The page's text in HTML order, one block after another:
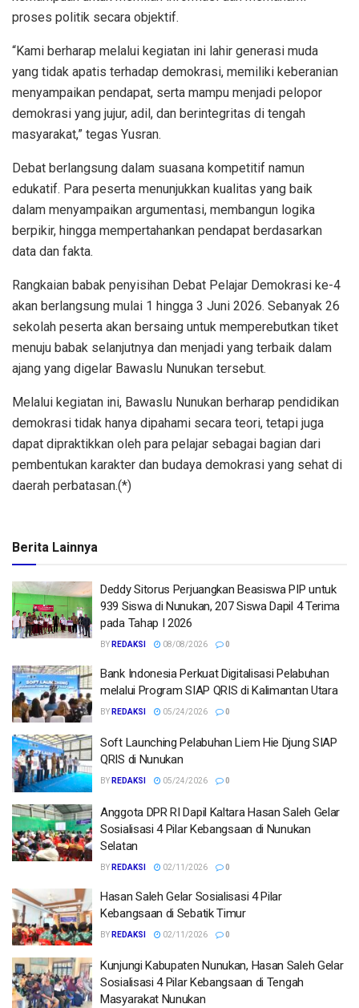
proses politik secara objektif.
“Kami berharap melalui kegiatan ini lahir generasi muda
yang tidak apatis terhadap demokrasi, memiliki keberanian
menyampaikan pendapat, serta mampu menjadi pelopor
demokrasi yang jujur, adil, dan berintegritas di tengah
masyarakat,” tegas Yusran.
Debat berlangsung dalam suasana kompetitif namun
edukatif. Para peserta menunjukkan kualitas yang baik
dalam menyampaikan argumentasi, membangun logika
berpikir, hingga mempertahankan pendapat berdasarkan
data dan fakta.
Rangkaian babak penyisihan Debat Pelajar Demokrasi ke-4
akan berlangsung mulai 1 hingga 3 Juni 2026. Sebanyak 26
sekolah peserta akan bersaing untuk memperebutkan tiket
menuju babak selanjutnya dan menjadi yang terbaik dalam
ajang yang digelar Bawaslu Nunukan tersebut.
Melalui kegiatan ini, Bawaslu Nunukan berharap pendidikan
demokrasi tidak hanya dipahami secara teori, tetapi juga
dapat dipraktikkan oleh para pelajar sebagai bagian dari
pembentukan karakter dan budaya demokrasi yang sehat di
daerah perbatasan.(*)
Berita Lainnya
Deddy Sitorus Perjuangkan Beasiswa PIP untuk
939 Siswa di Nunukan, 207 Siswa Dapil 4 Terima
pada Tahap I 2026
BY REDAKSI 08/08/2026 0
Bank Indonesia Perkuat Digitalisasi Pelabuhan
melalui Program SIAP QRIS di Kalimantan Utara
BY REDAKSI 05/24/2026 0
Soft Launching Pelabuhan Liem Hie Djung SIAP
QRIS di Nunukan
BY REDAKSI 05/24/2026 0
Anggota DPR RI Dapil Kaltara Hasan Saleh Gelar
Sosialisasi 4 Pilar Kebangsaan di Nunukan
Selatan
BY REDAKSI 02/11/2026 0
Hasan Saleh Gelar Sosialisasi 4 Pilar
Kebangsaan di Sebatik Timur
BY REDAKSI 02/11/2026 0
Kunjungi Kabupaten Nunukan, Hasan Saleh Gelar
Sosialisasi 4 Pilar Kebangsaan di Tengah
Masyarakat Nunukan